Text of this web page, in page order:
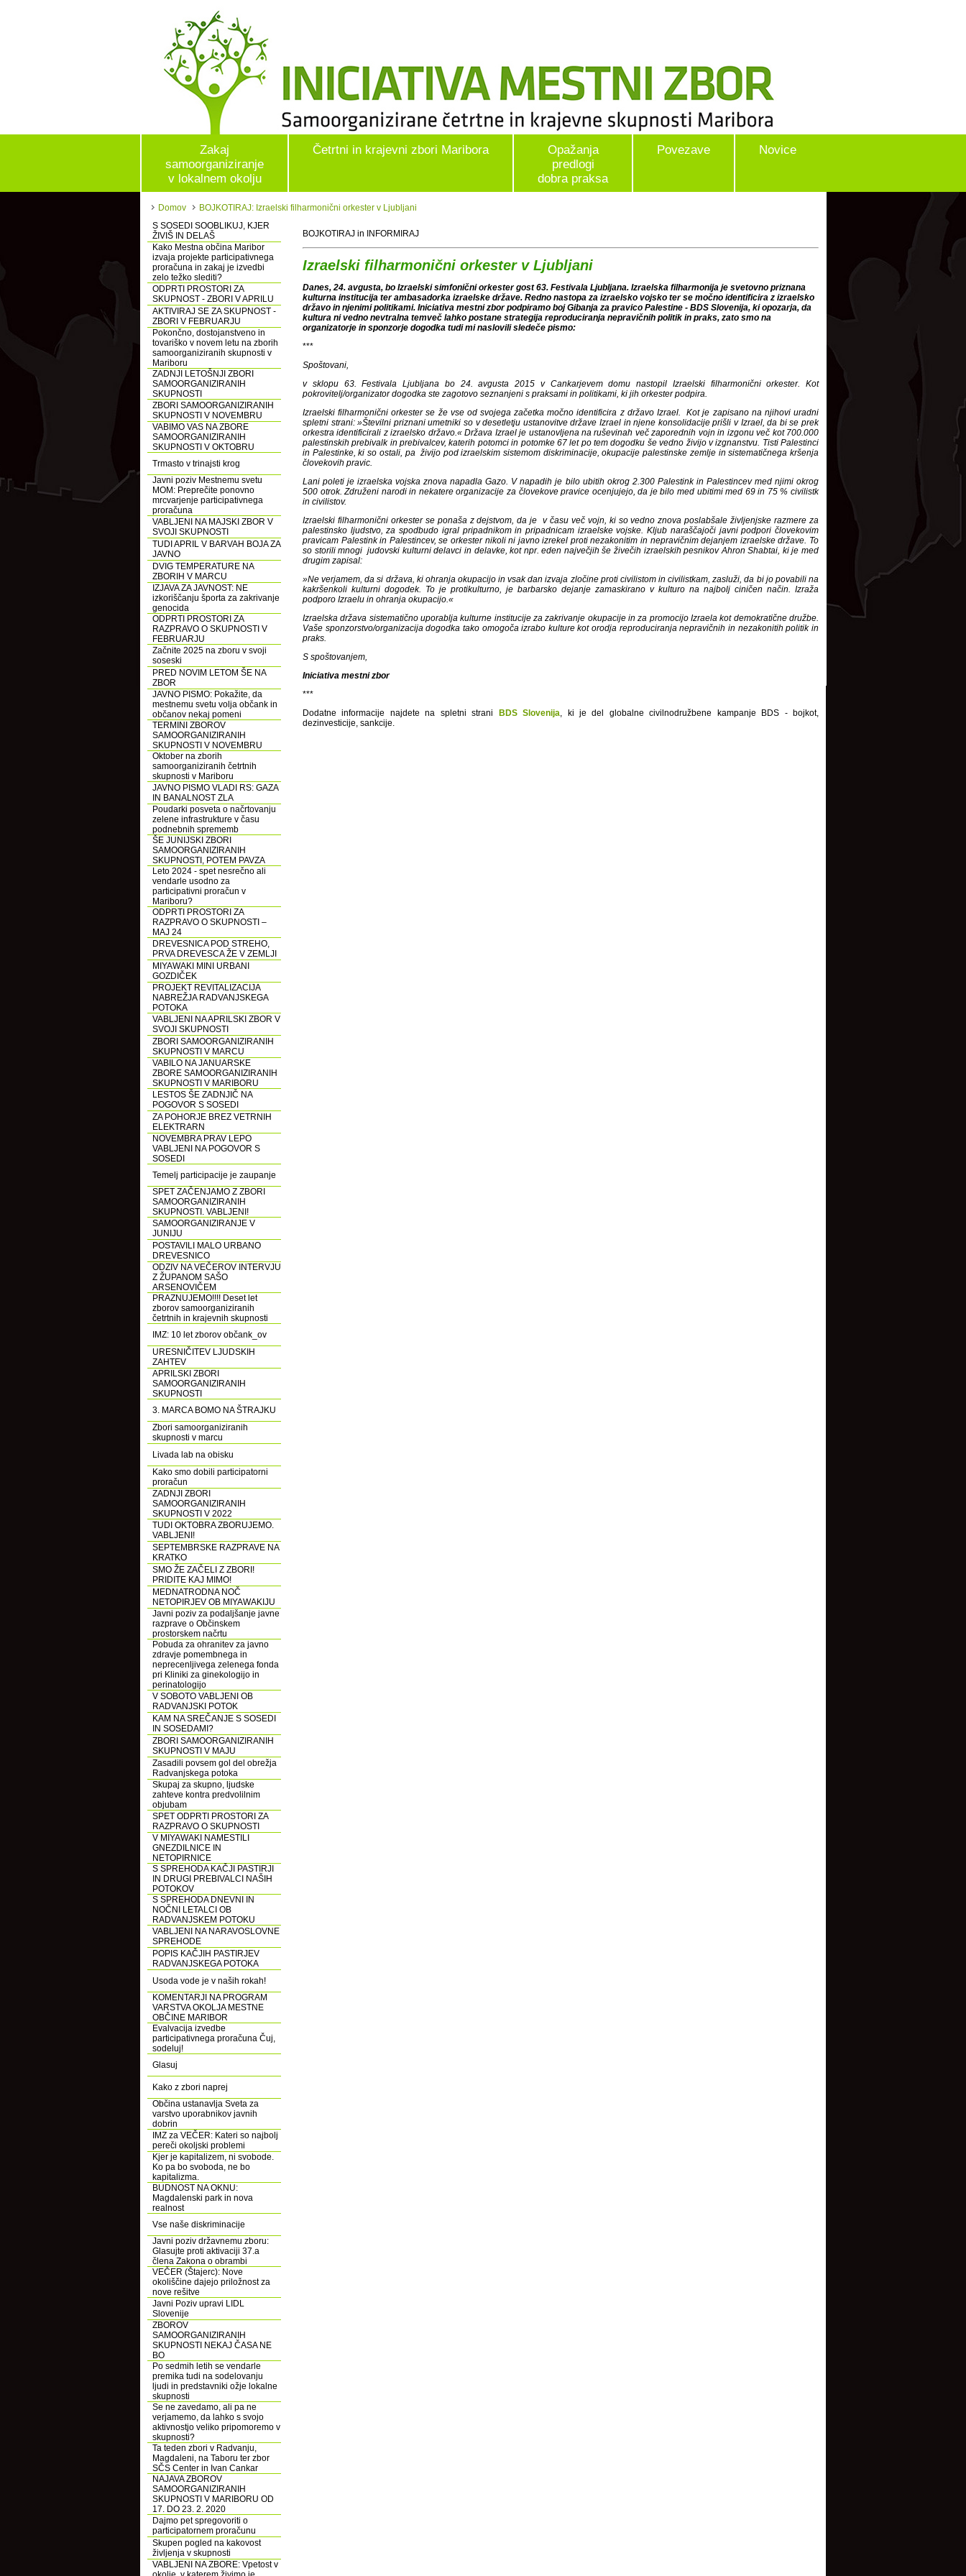
Zakaj
samoorganiziranje
v lokalnem okolju
Četrtni in krajevni zbori Maribora
Opažanja
predlogi
dobra praksa
Povezave Novice
Domov
BOJKOTIRAJ: Izraelski filharmonični orkester v Ljubljani
S SOSEDI SOOBLIKUJ, KJER
ŽIVIŠ IN DELAŠ
Kako Mestna občina Maribor
izvaja projekte participativnega
proračuna in zakaj je izvedbi
zelo težko slediti?
ODPRTI PROSTORI ZA
SKUPNOST - ZBORI V APRILU
AKTIVIRAJ SE ZA SKUPNOST -
ZBORI V FEBRUARJU
Pokončno, dostojanstveno in
tovariško v novem letu na zborih
samoorganiziranih skupnosti v
Mariboru
ZADNJI LETOŠNJI ZBORI
SAMOORGANIZIRANIH
SKUPNOSTI
ZBORI SAMOORGANIZIRANIH
SKUPNOSTI V NOVEMBRU
VABIMO VAS NA ZBORE
SAMOORGANIZIRANIH
SKUPNOSTI V OKTOBRU
Trmasto v trinajsti krog
Javni poziv Mestnemu svetu
MOM: Preprečite ponovno
mrcvarjenje participativnega
proračuna
VABLJENI NA MAJSKI ZBOR V
SVOJI SKUPNOSTI
TUDI APRIL V BARVAH BOJA ZA
JAVNO
DVIG TEMPERATURE NA
ZBORIH V MARCU
IZJAVA ZA JAVNOST: NE
izkoriščanju športa za zakrivanje
genocida
ODPRTI PROSTORI ZA
RAZPRAVO O SKUPNOSTI V
FEBRUARJU
Začnite 2025 na zboru v svoji
soseski
PRED NOVIM LETOM ŠE NA
ZBOR
JAVNO PISMO: Pokažite, da
mestnemu svetu volja občank in
občanov nekaj pomeni
TERMINI ZBOROV
SAMOORGANIZIRANIH
SKUPNOSTI V NOVEMBRU
Oktober na zborih
samoorganiziranih četrtnih
skupnosti v Mariboru
JAVNO PISMO VLADI RS: GAZA
IN BANALNOST ZLA
Poudarki posveta o načrtovanju
zelene infrastrukture v času
podnebnih sprememb
ŠE JUNIJSKI ZBORI
SAMOORGANIZIRANIH
SKUPNOSTI, POTEM PAVZA
Leto 2024 - spet nesrečno ali
vendarle usodno za
participativni proračun v
Mariboru?
ODPRTI PROSTORI ZA
RAZPRAVO O SKUPNOSTI –
MAJ 24
DREVESNICA POD STREHO,
PRVA DREVESCA ŽE V ZEMLJI
MIYAWAKI MINI URBANI
GOZDIČEK
PROJEKT REVITALIZACIJA
NABREŽJA RADVANJSKEGA
POTOKA
VABLJENI NA APRILSKI ZBOR V
SVOJI SKUPNOSTI
ZBORI SAMOORGANIZIRANIH
SKUPNOSTI V MARCU
VABILO NA JANUARSKE
ZBORE SAMOORGANIZIRANIH
SKUPNOSTI V MARIBORU
LESTOS ŠE ZADNJIČ NA
POGOVOR S SOSEDI
ZA POHORJE BREZ VETRNIH
ELEKTRARN
NOVEMBRA PRAV LEPO
VABLJENI NA POGOVOR S
SOSEDI
Temelj participacije je zaupanje
SPET ZAČENJAMO Z ZBORI
SAMOORGANIZIRANIH
SKUPNOSTI. VABLJENI!
SAMOORGANIZIRANJE V
JUNIJU
POSTAVILI MALO URBANO
DREVESNICO
ODZIV NA VEČEROV INTERVJU
Z ŽUPANOM SAŠO
ARSENOVIČEM
PRAZNUJEMO!!!! Deset let
zborov samoorganiziranih
četrtnih in krajevnih skupnosti
IMZ: 10 let zborov občank_ov
URESNIČITEV LJUDSKIH
ZAHTEV
APRILSKI ZBORI
SAMOORGANIZIRANIH
SKUPNOSTI
3. MARCA BOMO NA ŠTRAJKU
Zbori samoorganiziranih
skupnosti v marcu
Livada lab na obisku
Kako smo dobili participatorni
proračun
ZADNJI ZBORI
SAMOORGANIZIRANIH
SKUPNOSTI V 2022
TUDI OKTOBRA ZBORUJEMO.
VABLJENI!
SEPTEMBRSKE RAZPRAVE NA
KRATKO
SMO ŽE ZAČELI Z ZBORI!
PRIDITE KAJ MIMO!
MEDNATRODNA NOČ
NETOPIRJEV OB MIYAWAKIJU
Javni poziv za podaljšanje javne
razprave o Občinskem
prostorskem načrtu
Pobuda za ohranitev za javno
zdravje pomembnega in
neprecenljivega zelenega fonda
pri Kliniki za ginekologijo in
perinatologijo
V SOBOTO VABLJENI OB
RADVANJSKI POTOK
KAM NA SREČANJE S SOSEDI
IN SOSEDAMI?
ZBORI SAMOORGANIZIRANIH
SKUPNOSTI V MAJU
Zasadili povsem gol del obrežja
Radvanjskega potoka
Skupaj za skupno, ljudske
zahteve kontra predvolilnim
objubam
SPET ODPRTI PROSTORI ZA
RAZPRAVO O SKUPNOSTI
V MIYAWAKI NAMESTILI
GNEZDILNICE IN
NETOPIRNICE
S SPREHODA KAČJI PASTIRJI
IN DRUGI PREBIVALCI NAŠIH
POTOKOV
S SPREHODA DNEVNI IN
NOČNI LETALCI OB
RADVANJSKEM POTOKU
VABLJENI NA NARAVOSLOVNE
SPREHODE
POPIS KAČJIH PASTIRJEV
RADVANJSKEGA POTOKA
Usoda vode je v naših rokah!
KOMENTARJI NA PROGRAM
VARSTVA OKOLJA MESTNE
OBČINE MARIBOR
Evalvacija izvedbe
participativnega proračuna Čuj,
sodeluj!
Glasuj
Kako z zbori naprej
Občina ustanavlja Sveta za
varstvo uporabnikov javnih
dobrin
IMZ za VEČER: Kateri so najbolj
pereči okoljski problemi
Kjer je kapitalizem, ni svobode.
Ko pa bo svoboda, ne bo
kapitalizma.
BUDNOST NA OKNU:
Magdalenski park in nova
realnost
Vse naše diskriminacije
Javni poziv državnemu zboru:
Glasujte proti aktivaciji 37.a
člena Zakona o obrambi
VEČER (Štajerc): Nove
okoliščine dajejo priložnost za
nove rešitve
Javni Poziv upravi LIDL
Slovenije
ZBOROV
SAMOORGANIZIRANIH
SKUPNOSTI NEKAJ ČASA NE
BO
Po sedmih letih se vendarle
premika tudi na sodelovanju
ljudi in predstavniki ožje lokalne
skupnosti
Se ne zavedamo, ali pa ne
verjamemo, da lahko s svojo
aktivnostjo veliko pripomoremo v
skupnosti?
Ta teden zbori v Radvanju,
Magdaleni, na Taboru ter zbor
SČS Center in Ivan Cankar
NAJAVA ZBOROV
SAMOORGANIZIRANIH
SKUPNOSTI V MARIBORU OD
17. DO 23. 2. 2020
Dajmo pet spregovoriti o
participatornem proračunu
Skupen pogled na kakovost
življenja v skupnosti
VABLJENI NA ZBORE: Vpetost v
BOJKOTIRAJ in INFORMIRAJ
Izraelski filharmonični orkester v Ljubljani
Danes, 24. avgusta, bo Izraelski simfonični orkester gost 63. Festivala Ljubljana. Izraelska filharmonija je svetovno priznana
kulturna institucija ter ambasadorka izraelske države. Redno nastopa za izraelsko vojsko ter se močno identificira z izraelsko
državo in njenimi politikami. Iniciativa mestni zbor podpiramo boj Gibanja za pravico Palestine - BDS Slovenija, ki opozarja, da
kultura ni vedno nevtralna temveč lahko postane strategija reproduciranja nepravičnih politik in praks, zato smo na
organizatorje in sponzorje dogodka tudi mi naslovili sledeče pismo:
***
Spoštovani,
v sklopu 63. Festivala Ljubljana bo 24. avgusta 2015 v Cankarjevem domu nastopil Izraelski filharmonični orkester. Kot
pokrovitelj/organizator dogodka ste zagotovo seznanjeni s praksami in politikami, ki jih orkester podpira.
Izraelski filharmonični orkester se že vse od svojega začetka močno identificira z državo Izrael. Kot je zapisano na njihovi uradni
spletni strani: »Številni priznani umetniki so v desetletju ustanovitve države Izrael in njene konsolidacije prišli v Izrael, da bi se prek
orkestra identificirali z izraelsko državo.« Država Izrael je ustanovljena na ruševinah več zaporednih vojn in izgonu več kot 700.000
palestinskih prebivalk in prebivalcev, katerih potomci in potomke 67 let po tem dogodku še vedno živijo v izgnanstvu. Tisti Palestinci
in Palestinke, ki so ostali, pa živijo pod izraelskim sistemom diskriminacije, okupacije palestinske zemlje in sistematičnega kršenja
človekovih pravic.
Lani poleti je izraelska vojska znova napadla Gazo. V napadih je bilo ubitih okrog 2.300 Palestink in Palestincev med njimi okrog
500 otrok. Združeni narodi in nekatere organizacije za človekove pravice ocenjujejo, da je bilo med ubitimi med 69 in 75 % civilistk
in civilistov.
Izraelski filharmonični orkester se ponaša z dejstvom, da je v času več vojn, ki so vedno znova poslabšale življenjske razmere za
palestinsko ljudstvo, za spodbudo igral pripadnikom in pripadnicam izraelske vojske. Kljub naraščajoči javni podpori človekovim
pravicam Palestink in Palestincev, se orkester nikoli ni javno izrekel proti nezakonitim in nepravičnim dejanjem izraelske države. To
so storili mnogi judovski kulturni delavci in delavke, kot npr. eden največjih še živečih izraelskih pesnikov Ahron Shabtai, ki je med
drugim zapisal:
»Ne verjamem, da si država, ki ohranja okupacijo in vsak dan izvaja zločine proti civilistom in civilistkam, zasluži, da bi jo povabili na
kakršenkoli kulturni dogodek. To je protikulturno, je barbarsko dejanje zamaskirano v kulturo na najbolj ciničen način. Izraža
podporo Izraelu in ohranja okupacijo.«
Izraelska država sistematično uporablja kulturne institucije za zakrivanje okupacije in za promocijo Izraela kot demokratične družbe.
Vaše sponzorstvo/organizacija dogodka tako omogoča izrabo kulture kot orodja reproduciranja nepravičnih in nezakonitih politik in
praks.
S spoštovanjem,
Iniciativa mestni zbor
***
Dodatne informacije najdete na spletni strani
BDS Slovenija, ki je del globalne civilnodružbene kampanje BDS - bojkot,
dezinvesticije, sankcije.